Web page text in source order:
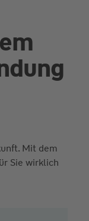
Mit dem
Sie wirklich